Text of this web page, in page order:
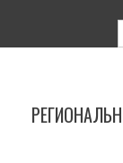
содержимому